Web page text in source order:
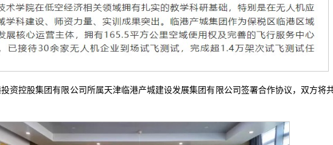
资控股集团有限公司所属天津临港产城建设发展集团有限公司签署合作协议，双方将